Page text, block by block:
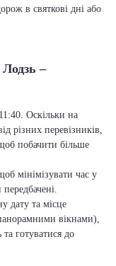
в святкові дні або
Лодзь –
Оскільки на
різних перевізників,
побачити більше
мінімізувати час у
дату та місце
вікнами),
готуватися до